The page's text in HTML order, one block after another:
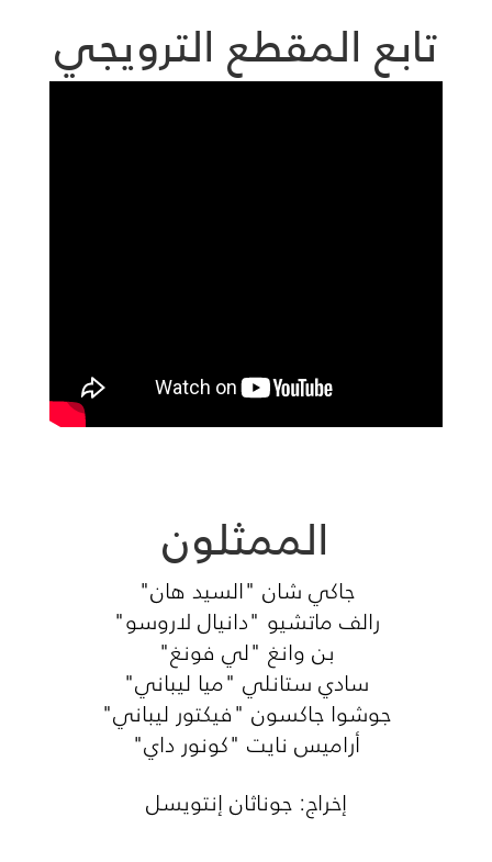
تابع المقطع الترويجي
الممثلون
جاكي شان "السيد هان"
رالف ماتشيو "دانيال لاروسو"
بن وانغ "لي فونغ"
سادي ستانلي "ميا ليباني"
جوشوا جاكسون "فيكتور ليباني"
أراميس نايت "كونور داي"
إخراج: جوناثان إنتويسل